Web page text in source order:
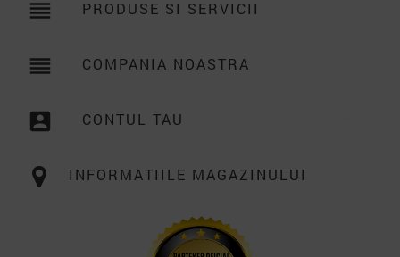
reorder PRODUSE SI SERVICII
reorder COMPANIA NOASTRA
account_box CONTUL TAU
INFORMATIILE MAGAZINULUI